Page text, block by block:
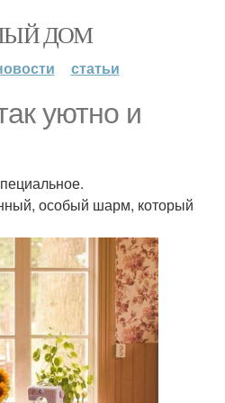
ДОМ
статьи
уютно и
особый шарм, который